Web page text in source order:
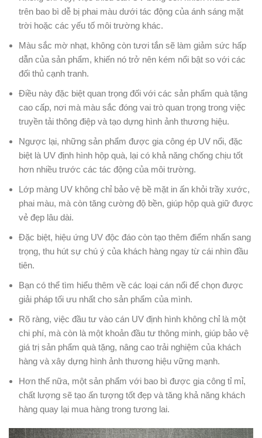
trên bao bì dễ bị phai màu dưới tác động của ánh sáng mặt
trời hoặc các yếu tố môi trường khác.
Màu sắc mờ nhạt, không còn tươi tắn sẽ làm giảm sức hấp
dẫn của sản phẩm, khiến nó trở nên kém nổi bật so với các
đối thủ cạnh tranh.
Điều này đặc biệt quan trọng đối với các sản phẩm quà tặng
cao cấp, nơi mà màu sắc đóng vai trò quan trọng trong việc
truyền tải thông điệp và tạo dựng hình ảnh thương hiệu.
Ngược lại, những sản phẩm được gia công ép UV nổi, đặc
biệt là UV định hình hộp quà, lại có khả năng chống chịu tốt
hơn nhiều trước các tác động của môi trường.
Lớp màng UV không chỉ bảo vệ bề mặt in ấn khỏi trầy xước,
phai màu, mà còn tăng cường độ bền, giúp hộp quà giữ được
vẻ đẹp lâu dài.
Đặc biệt, hiệu ứng UV độc đáo còn tạo thêm điểm nhấn sang
trọng, thu hút sự chú ý của khách hàng ngay từ cái nhìn đầu
tiên.
Bạn có thể tìm hiểu thêm về các loại cán nổi để chọn được
giải pháp tối ưu nhất cho sản phẩm của mình.
Rõ ràng, việc đầu tư vào cán UV định hình không chỉ là một
chi phí, mà còn là một khoản đầu tư thông minh, giúp bảo vệ
giá trị sản phẩm quà tặng, nâng cao trải nghiệm của khách
hàng và xây dựng hình ảnh thương hiệu vững mạnh.
Hơn thế nữa, một sản phẩm với bao bì được gia công tỉ mỉ,
chất lượng sẽ tạo ấn tượng tốt đẹp và tăng khả năng khách
hàng quay lại mua hàng trong tương lai.